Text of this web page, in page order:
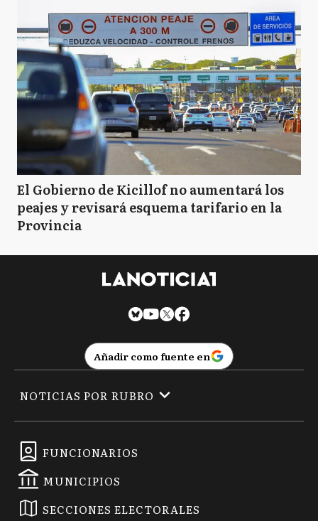
El Gobierno de Kicillof no aumentará los
peajes y revisará esquema tarifario en la
Provincia
Añadir como fuente en
FUNCIONARIOS
MUNICIPIOS
SECCIONES ELECTORALES
NOTICIAS POR RUBRO